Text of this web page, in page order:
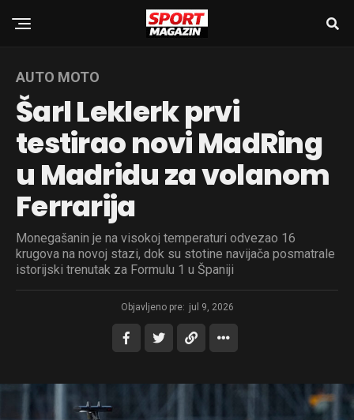
AUTO MOTO
Šarl Leklerk prvi
testirao novi MadRing
u Madridu za volanom
Ferrarija
Monegašanin je na visokoj temperaturi odvezao 16
krugova na novoj stazi, dok su stotine navijača posmatrale
istorijski trenutak za Formulu 1 u Španiji
Objavljeno pre: jul 9, 2026